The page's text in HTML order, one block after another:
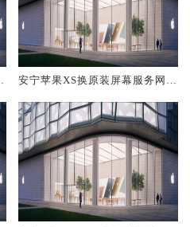
安宁苹果XS换原装屏幕服务网点